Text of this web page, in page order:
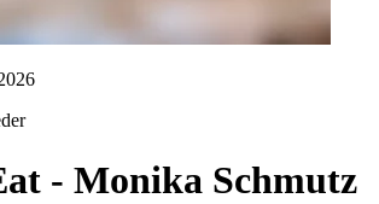
- Monika Schmutz